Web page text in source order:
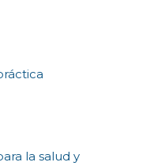
la salud y